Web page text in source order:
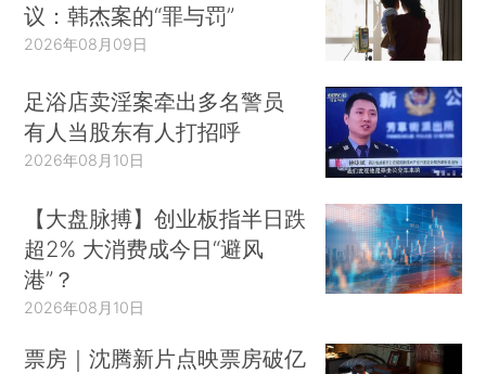
议：韩杰案的“罪与罚”
2026年08月09日
足浴店卖淫案牵出多名警员
有人当股东有人打招呼
2026年08月10日
【大盘脉搏】创业板指半日跌
超2% 大消费成今日“避风
港”？
2026年08月10日
票房｜沈腾新片点映票房破亿